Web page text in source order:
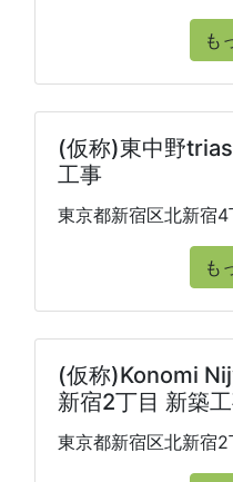
も
(仮称)東中野
工事
東京都新宿区北新宿
も
(仮称)Konomi
新宿2丁目 新築
東京都新宿区北新宿